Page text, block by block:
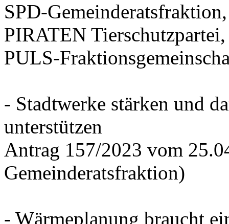
SPD-
PIRATEN Tierschutzpartei,
PULS-
- Stadtwerke stärken und
unterstützen
Antrag 157/2023 vom
Gemeinderatsfraktion)
- Wärmeplanung braucht